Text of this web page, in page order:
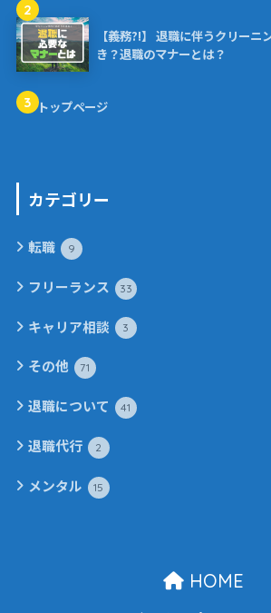
2
【義務?!】 退職に伴うクリーニ
き？退職のマナーとは？
3 トップページ
カテゴリー
転職 9
フリーランス 33
キャリア相談 3
その他 71
退職について 41
退職代行 2
メンタル 15
HOME